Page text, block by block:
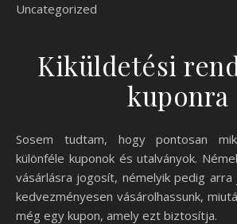
Uncategorized
Kiküldetési
kuponra
Sosem tudtam, hogy pontosan miként működnek a
különféle kuponok és utalványok.
vásárlásra jogosít, némelyik pedig
kedvezményesen vásárolhassunk,
még egy kupon, amely ezt biztosítja.